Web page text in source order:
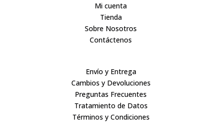
Mi cuenta
Tienda
Sobre Nosotros
Contáctenos
Envío y Entrega
Cambios y Devoluciones
Preguntas Frecuentes
Tratamiento de Datos
Términos y Condiciones